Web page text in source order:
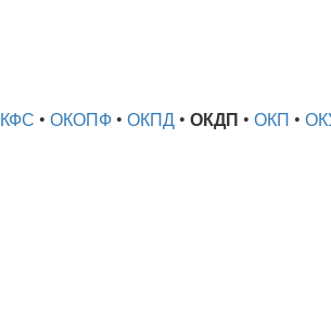
• ОКОПФ• ОКПД• ОКДП • ОКП •